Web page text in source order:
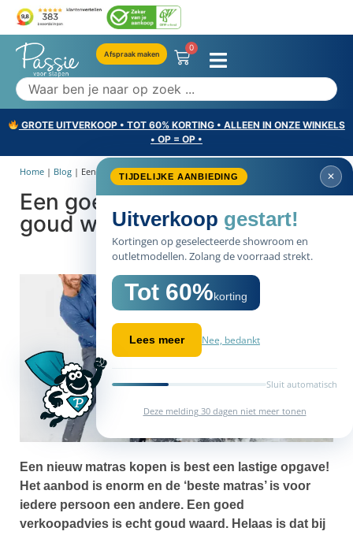
Afspraak maken
0
GROTE UITVERKOOP • TOT 60% KORTING • ALLEEN IN ONZE WINKELS
• OP = OP •
TIJDELIJKE AANBIEDING ✕
Uitverkoop gestart!
Kortingen op geselecteerde showroom en
outletmodellen. Zolang de voorraad strekt.
Tot 60%korting
Lees meer Nee, bedankt
Sluit automatisch
Deze melding 30 dagen niet meer tonen
Home | Blog | Een goed verkoop advies is...
Een goed verkoop advies is
goud waard!
Een nieuw matras kopen is best een lastige opgave!
Het aanbod is enorm en de ‘beste matras’ is voor
iedere persoon een andere. Een goed
verkoopadvies is echt goud waard. Helaas is dat bij